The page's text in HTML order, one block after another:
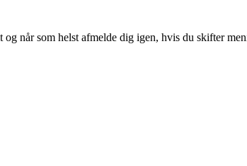
når som helst afmelde dig igen, hvis du skifter